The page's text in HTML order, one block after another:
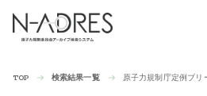
TOP 検索結果一覧 原子力規制庁定例ブ